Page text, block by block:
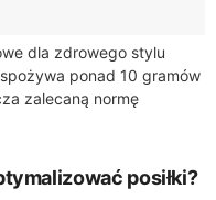
dla zdrowego stylu
ponad 10 gramów
zalecaną normę
posiłki?